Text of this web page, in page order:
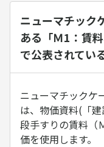
ニューマチック
ある「Ｍ1：賃
で公表されてい
ニューマチックケ
は、物価資料(「
段手すりの賃料（
価を使用します。